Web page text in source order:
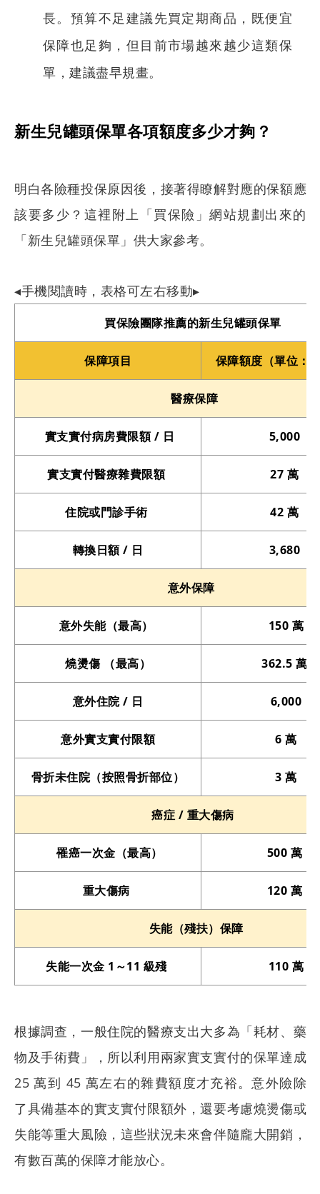
長。預算不足建議先買定期商品，既便宜
保障也足夠，但目前市場越來越少這類保
單，建議盡早規畫。
新生兒罐頭保單各項額度多少才夠？
明白各險種投保原因後，接著得瞭解對應的保額應
該要多少？這裡附上「買保險」網站規劃出來的
「新生兒罐頭保單」供大家參考。
◂手機閱讀時，表格可左右移動▸
買保險團隊推薦的新生兒罐頭保單
保障項目 保障額度（單位：
醫療保障
實支實付病房費限額 / 日 5,000
實支實付醫療雜費限額 27 萬
住院或門診手術 42 萬
轉換日額 / 日 3,680
意外保障
意外失能（最高） 150 萬
燒燙傷 （最高） 362.5 萬
意外住院 / 日 6,000
意外實支實付限額 6 萬
骨折未住院（按照骨折部位） 3 萬
癌症 / 重大傷病
罹癌一次金（最高） 500 萬
重大傷病 120 萬
失能（殘扶）保障
失能一次金 1～11 級殘 110 萬
根據調查，一般住院的醫療支出大多為「耗材、藥
物及手術費」，所以利用兩家實支實付的保單達成
25 萬到 45 萬左右的雜費額度才充裕。意外險除
了具備基本的實支實付限額外，還要考慮燒燙傷或
失能等重大風險，這些狀況未來會伴隨龐大開銷，
有數百萬的保障才能放心。